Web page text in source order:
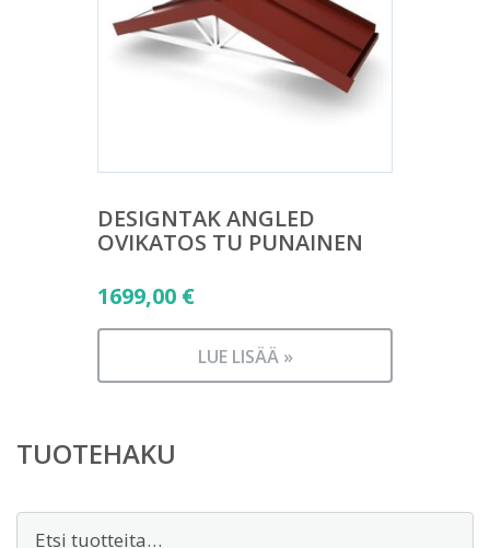
DESIGNTAK ANGLED
OVIKATOS TU PUNAINEN
1699,00 €
LUE LISÄÄ »
TUOTEHAKU